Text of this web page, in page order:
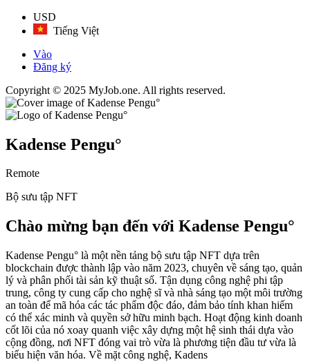
USD
Tiếng Việt
Vào
Đăng ký
Copyright © 2025 MyJob.one. All rights reserved.
Kadense Pengu°
Remote
Bộ sưu tập NFT
Chào mừng bạn đến với Kadense Pengu°
Kadense Pengu° là một nền tảng bộ sưu tập NFT dựa trên
blockchain được thành lập vào năm 2023, chuyên về sáng tạo, quản
lý và phân phối tài sản kỹ thuật số. Tận dụng công nghệ phi tập
trung, công ty cung cấp cho nghệ sĩ và nhà sáng tạo một môi trường
an toàn để mã hóa các tác phẩm độc đáo, đảm bảo tính khan hiếm
có thể xác minh và quyền sở hữu minh bạch. Hoạt động kinh doanh
cốt lõi của nó xoay quanh việc xây dựng một hệ sinh thái dựa vào
cộng đồng, nơi NFT đóng vai trò vừa là phương tiện đầu tư vừa là
biểu hiện văn hóa. Về mặt công nghệ, Kadens